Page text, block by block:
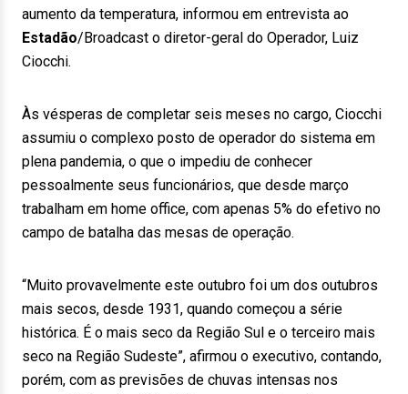
aumento da temperatura, informou em entrevista ao
Estadão/Broadcast o diretor-geral do Operador, Luiz
Ciocchi.
Às vésperas de completar seis meses no cargo, Ciocchi
assumiu o complexo posto de operador do sistema em
plena pandemia, o que o impediu de conhecer
pessoalmente seus funcionários, que desde março
trabalham em home office, com apenas 5% do efetivo no
campo de batalha das mesas de operação.
“Muito provavelmente este outubro foi um dos outubros
mais secos, desde 1931, quando começou a série
histórica. É o mais seco da Região Sul e o terceiro mais
seco na Região Sudeste”, afirmou o executivo, contando,
porém, com as previsões de chuvas intensas nos